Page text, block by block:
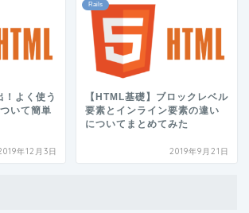
！よく使う
いて簡単
年12月3日
Rails
【HTML基礎】ブロックレベル
要素とインライン要素の違い
についてまとめてみた
2019年9月21日